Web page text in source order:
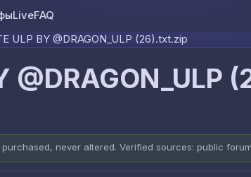
LiveFAQ
ULP BY @DRAGON_ULP (26).txt.zip
@DRAGON_ULP
never altered. Verified sources: public